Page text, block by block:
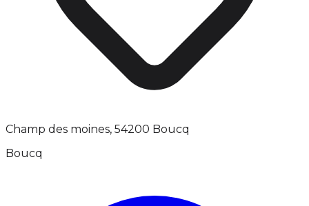
Champ des moines, 54200 Boucq
Boucq